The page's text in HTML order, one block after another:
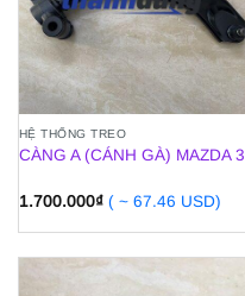
HỆ THỐNG TREO
CÀNG A (CÁNH GÀ) MAZDA 3
1.700.000₫ ( ~ 67.46 USD)